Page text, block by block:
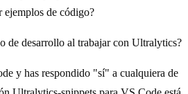
ejemplos de código?
de desarrollo al trabajar con Ultralytics?
y has respondido "sí" a cualquiera de